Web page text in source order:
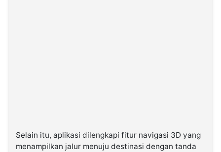
Selain itu, aplikasi dilengkapi fitur navigasi 3D yang
menampilkan jalur menuju destinasi dengan tanda